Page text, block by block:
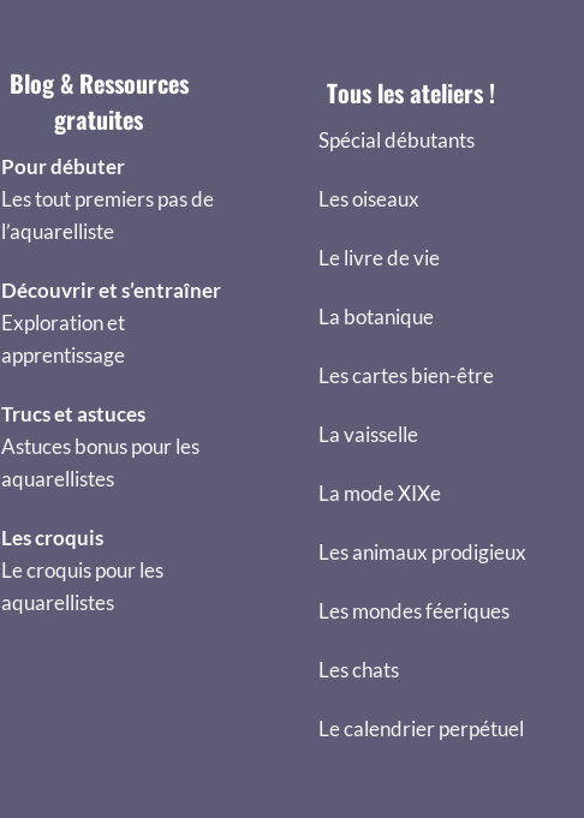
Blog & Ressources
gratuites
Pour débuter
Les tout premiers pas de
l’aquarelliste
Découvrir et s’entraîner
Exploration et
apprentissage
Trucs et astuces
Astuces bonus pour les
aquarellistes
Les croquis
Le croquis pour les
aquarellistes
Tous les ateliers !
Spécial débutants
Les oiseaux
Le livre de vie
La botanique
Les cartes bien-être
La vaisselle
La mode XIXe
Les animaux prodigieux
Les mondes féeriques
Les chats
Le calendrier perpétuel